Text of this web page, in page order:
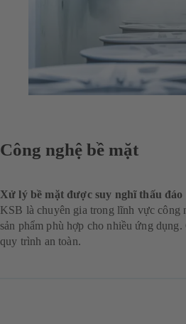
Công nghệ bề mặt
Xử lý bề mặt được suy nghĩ thấu đáo
KSB là chuyên gia trong lĩnh vực công
sản phẩm phù hợp cho nhiều ứng
quy trình an toàn.